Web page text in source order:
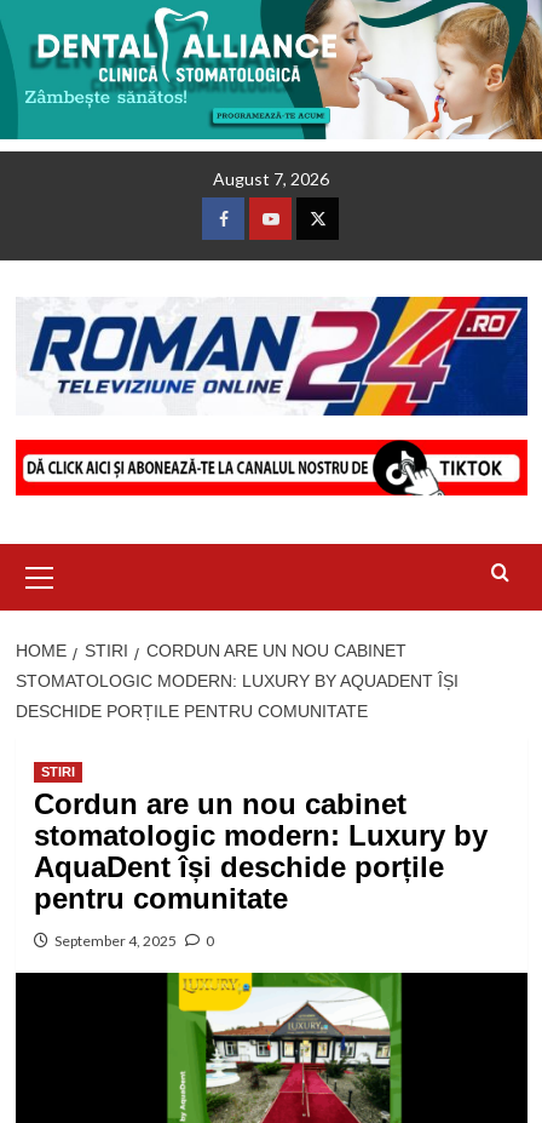
August 7, 2026
FacebookYoutubeTwitter
Menu
HOME STIRI
CORDUN ARE UN NOU CABINET
STOMATOLOGIC MODERN: LUXURY BY AQUADENT ÎȘI
DESCHIDE PORȚILE PENTRU COMUNITATE
STIRI
Cordun are un nou cabinet
stomatologic modern: Luxury by
AquaDent își deschide porțile
pentru comunitate
September 4, 2025 0